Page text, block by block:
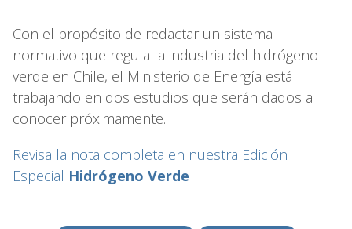
Con el propósito de redactar un sistema
normativo que regula la industria del hidrógeno
verde en Chile, el Ministerio de Energía está
trabajando en dos estudios que serán dados a
conocer próximamente.
Revisa la nota completa en nuestra Edición
Especial Hidrógeno Verde